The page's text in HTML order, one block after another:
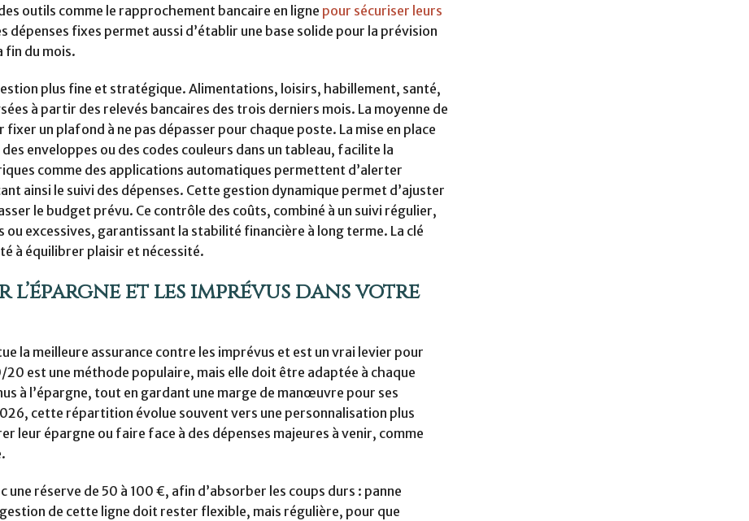
outils comme le rapprochement bancaire en ligne pour sécuriser leurs
dépenses fixes permet aussi d’établir une base solide pour la prévision
fin du mois.
plus fine et stratégique. Alimentations, loisirs, habillement, santé,
à partir des relevés bancaires des trois derniers mois. La moyenne de
un plafond à ne pas dépasser pour chaque poste. La mise en place
enveloppes ou des codes couleurs dans un tableau, facilite la
comme des applications automatiques permettent d’alerter
ainsi le suivi des dépenses. Cette gestion dynamique permet d’ajuster
le budget prévu. Ce contrôle des coûts, combiné à un suivi régulier,
excessives, garantissant la stabilité financière à long terme. La clé
à équilibrer plaisir et nécessité.
et les imprévus dans votre
la meilleure assurance contre les imprévus et est un vrai levier pour
est une méthode populaire, mais elle doit être adaptée à chaque
à l’épargne, tout en gardant une marge de manœuvre pour ses
cette répartition évolue souvent vers une personnalisation plus
leur épargne ou faire face à des dépenses majeures à venir, comme
réserve de 50 à 100 €, afin d’absorber les coups durs : panne
de cette ligne doit rester flexible, mais régulière, pour que